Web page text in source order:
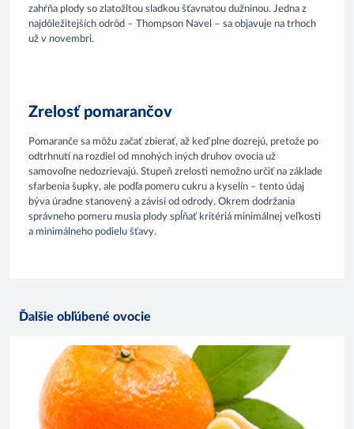
zahŕňa plody so zlatožltou sladkou šťavnatou dužninou. Jedna z
najdôležitejších odrôd – Thompson Navel – sa objavuje na trhoch
už v novembri.
Zrelosť pomarančov
Pomaranče sa môžu začať zbierať, až keď plne dozrejú, pretože po
odtrhnutí na rozdiel od mnohých iných druhov ovocia už
samovoľne nedozrievajú. Stupeň zrelosti nemožno určiť na základe
sfarbenia šupky, ale podľa pomeru cukru a kyselín – tento údaj
býva úradne stanovený a závisí od odrody. Okrem dodržania
správneho pomeru musia plody spĺňať kritériá minimálnej veľkosti
a minimálneho podielu šťavy.
Ďalšie obľúbené ovocie